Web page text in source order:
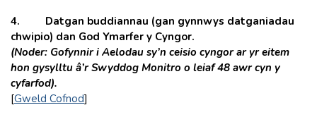
4. Datgan buddiannau (gan gynnwys datganiadau
chwipio) dan God Ymarfer y Cyngor.
(Noder: Gofynnir i Aelodau sy’n ceisio cyngor ar yr eitem
hon gysylltu â’r Swyddog Monitro o leiaf 48 awr cyn y
cyfarfod).
[Gweld Cofnod]